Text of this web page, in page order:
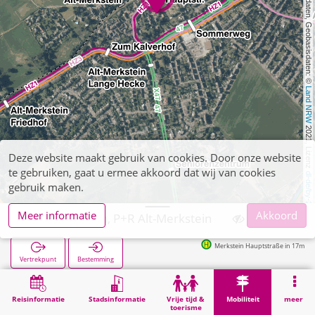
, Kartendaten, Geobasisdaten: ©
Land NRW
2021, Lizenz
dl-de/by-2-0
Reisinformatie Stadsinformatie
Vrije tijd &
toerisme
Mobiliteit meer
Herzogenrath, P+R Alt-Merkstein
Vertrekpunt Bestemming
Merkstein Hauptstraße in 17m
Mobiliteit Herzogenrath, P+R Alt-Merkstein
Deze website maakt gebruik van cookies. Door onze website
te gebruiken, gaat u ermee akkoord dat wij van cookies
gebruik maken.
Meer informatie
Akkoord